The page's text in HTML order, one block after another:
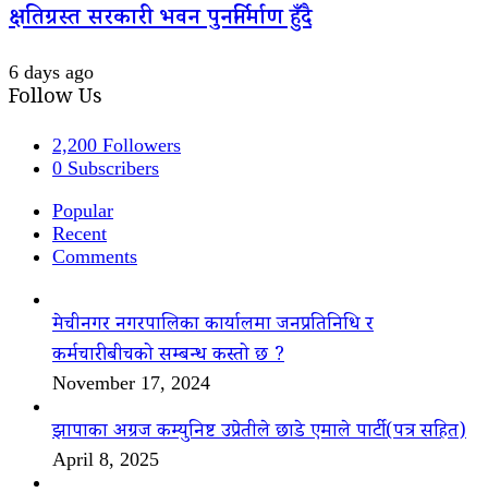
क्षतिग्रस्त सरकारी भवन पुनर्निर्माण हुँदै
6 days ago
Follow Us
2,200 Followers
0 Subscribers
Popular
Recent
Comments
मेचीनगर नगरपालिका कार्यालमा जनप्रतिनिधि र
कर्मचारीबीचको सम्बन्ध कस्तो छ ?
November 17, 2024
झापाका अग्रज कम्युनिष्ट उप्रेतीले छाडे एमाले पार्टी(पत्र सहित)
April 8, 2025